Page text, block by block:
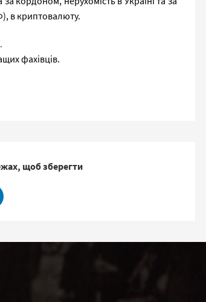
в криптовалюту.
фахівців.
щоб зберегти